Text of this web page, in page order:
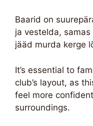
Baarid on
ja vestelda,
jääd murda kerge
It’s essential to
club’s layout, as
feel more
surroundings.